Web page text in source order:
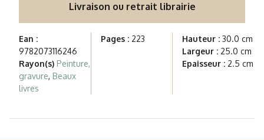
Livraison ou retrait librairie
Ean :
9782073116246
Rayon(s) Peinture,
gravure, Beaux
livres
Pages :223 Hauteur : 30.0 cm
Largeur : 25.0 cm
Epaisseur : 2.5 cm